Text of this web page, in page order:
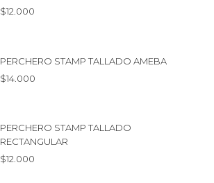
$12.000
PERCHERO STAMP TALLADO AMEBA
$14.000
PERCHERO STAMP TALLADO
RECTANGULAR
$12.000